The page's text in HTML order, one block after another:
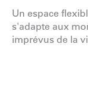
Un espace
s'adapte aux
imprévus de la